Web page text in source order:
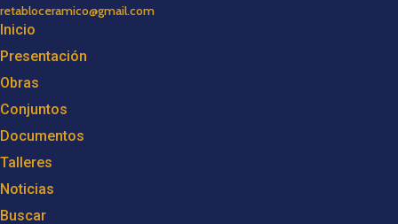
retabloceramico@gmail.com
Inicio
Presentación
Obras
Conjuntos
Documentos
Talleres
Noticias
Buscar